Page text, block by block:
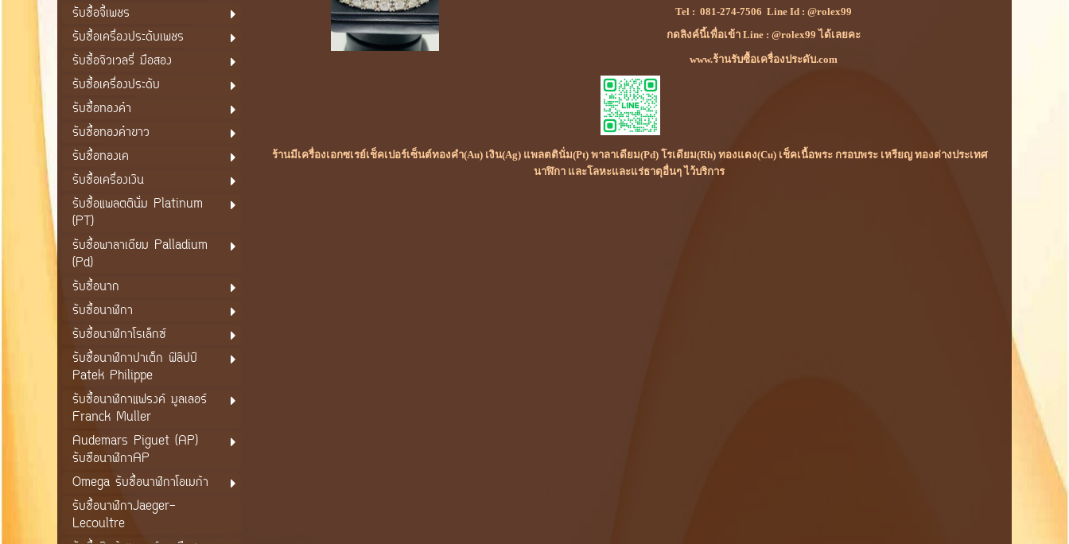
รับซื้อจี้เพชร
รับซื้อเครื่องประดับเพชร
รับซื้อจิวเวลรี่ มือสอง
รับซื้อเครื่องประดับ
รับซื้อทองคำ
รับซื้อทองคำขาว
รับซื้อทองเค
รับซื้อเครื่องเงิน
รับซื้อแพลตตินั่ม Platinum
(PT)
รับซื้อพาลาเดียม Palladium
(Pd)
รับซื้อนาก
รับซื้อนาฬิกา
รับซื้อนาฬิกาโรเล็กซ์
รับซื้อนาฬิกาปาเต็ก ฟิลิปป์
Patek Philippe
รับซื้อนาฬิกาแฟรงค์ มูลเลอร์
Franck Muller
Audemars Piguet (AP)
รับซือนาฬิกาAP
Omega รับซื้อนาฬิกาโอเมก้า
รับซื้อนาฬิกาJaeger-
Lecoultre
Tel : 081-274-7506 Line Id : @rolex99
กดลิงค์นี้เพื่อเข้า Line : @rolex99 ได้เลยคะ
www.ร้านรับซื้อเครื่องประดับ.com
ร้านมีเครื่องเอกซเรย์เช็คเปอร์เซ็นต์ทองคำ(Au) เงิน(Ag) แพลตตินั่ม(Pt) พาลาเดียม(Pd) โรเดียม(Rh) ทองแดง(Cu) เช็คเนื้อพระ กรอบพระ เหรียญ ทองต่างประเทศ
นาฬิกา และโลหะและแร่ธาตุอื่นๆ ไว้บริการ